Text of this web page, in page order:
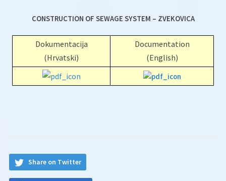
CONSTRUCTION OF SEWAGE SYSTEM – ZVEKOVICA
Dokumentacija
(Hrvatski)
Documentation
(English)
Share on Twitter